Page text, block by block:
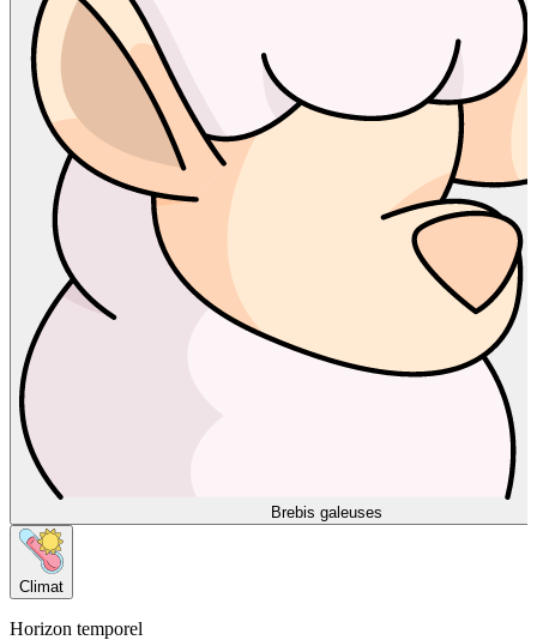
Brebis galeuses
Climat
Horizon temporel